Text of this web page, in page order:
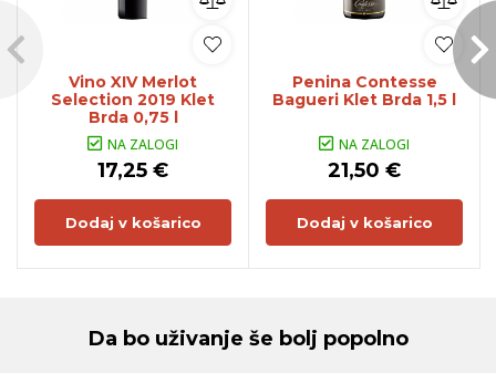
Vino XIV Merlot
Selection 2019 Klet
Brda 0,75 l
NA ZALOGI
17,25 €
Dodaj v košarico
Penina Contesse
Bagueri Klet Brda 1,5 l
NA ZALOGI
21,50 €
Dodaj v košarico
Da bo uživanje še bolj popolno